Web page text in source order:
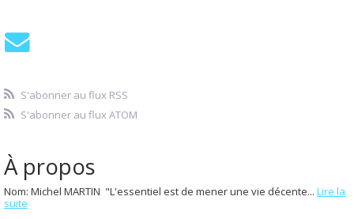
S'abonner au flux RSS
S'abonner au flux ATOM
À propos
Nom: Michel MARTIN "L'essentiel est de mener une vie décente... Lire la
suite